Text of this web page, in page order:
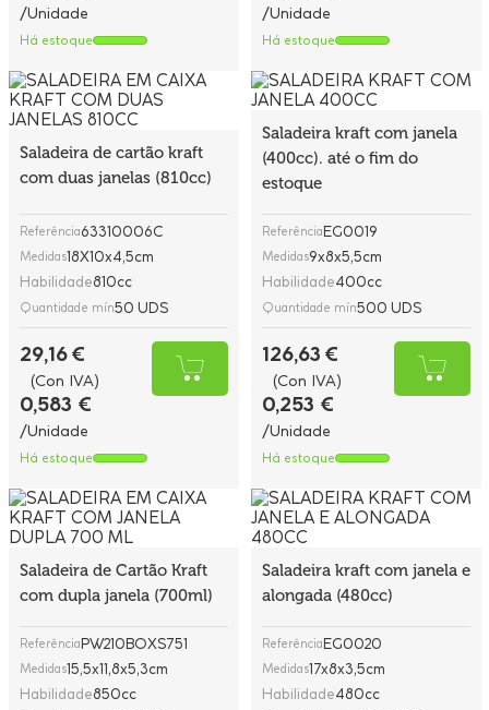
/Unidade
Há estoque
/Unidade
Há estoque
Saladeira de cartão kraft
com duas janelas (810cc)
Referência63310006C
Medidas18X10x4,5cm
Habilidade810cc
Quantidade mín50 UDS
29,16 €
(Con IVA)
0,583 €
/Unidade
Há estoque
Saladeira kraft com janela
(400cc). até o fim do
estoque
ReferênciaEG0019
Medidas9x8x5,5cm
Habilidade400cc
Quantidade mín500 UDS
126,63 €
(Con IVA)
0,253 €
/Unidade
Há estoque
Saladeira de Cartão Kraft
com dupla janela (700ml)
ReferênciaPW210BOXS751
Medidas15,5x11,8x5,3cm
Habilidade850cc
Saladeira kraft com janela e
alongada (480cc)
ReferênciaEG0020
Medidas17x8x3,5cm
Habilidade480cc